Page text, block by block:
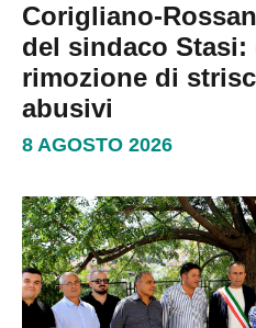
Corigliano-
del sindaco
rimozione di
abusivi
8 AGOSTO 2026